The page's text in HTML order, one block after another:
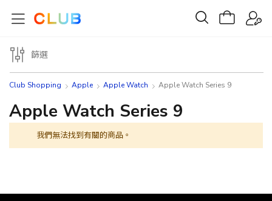
Club Shopping Apple Apple Watch Apple Watch Series 9
Apple Watch Series 9
我們無法找到有關的商品。
篩選